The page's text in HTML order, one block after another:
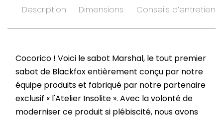
Description Dimensions Conseils d’entretien
Cocorico ! Voici le sabot Marshal, le tout premier
sabot de Blackfox entièrement conçu par notre
équipe produits et fabriqué par notre partenaire
exclusif « l'Atelier Insolite ». Avec la volonté de
moderniser ce produit si plébiscité, nous avons